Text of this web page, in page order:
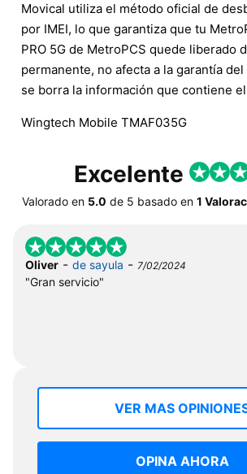
Movical utiliza el método oficial de
por IMEI, lo que garantiza que tu
PRO 5G de MetroPCS quede liberado
permanente, no afecta a la garantía
se borra la información que contiene
Wingtech Mobile TMAF035G
Excelente
Valorado en 5.0 de 5 basado en 1
Oliver - de sayula - 7/02/2024
"Gran servicio"
VER MAS
OPINA AHORA